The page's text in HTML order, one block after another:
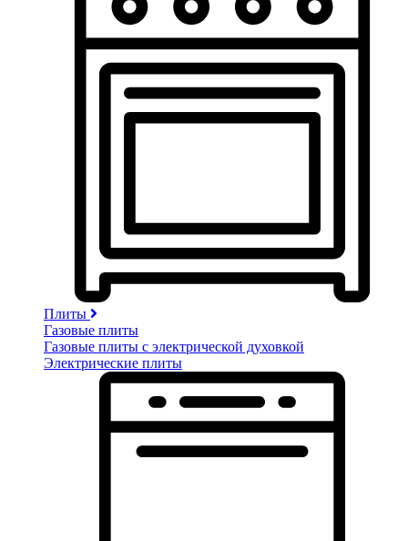
Плиты
Газовые плиты
Газовые плиты с электрической духовкой
Электрические плиты